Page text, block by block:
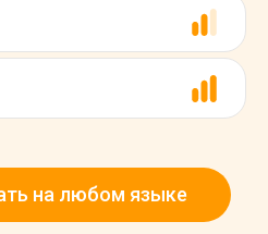
на любом языке